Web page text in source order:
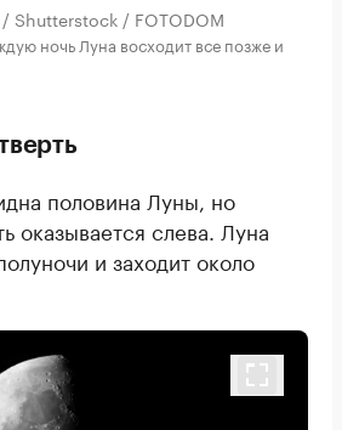
Shutterstock / FOTODOM
ночь Луна восходит все позже и
половина Луны, но
оказывается слева. Луна
и заходит около